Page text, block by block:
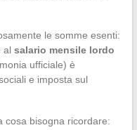
le somme esenti:
al salario mensile lordo
ufficiale) è
e imposta sul
cosa bisogna ricordare: